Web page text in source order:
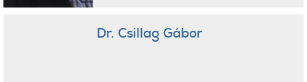
Dr. Csillag Gábor